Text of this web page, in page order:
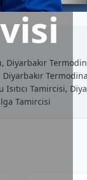
Diyarbakır
Tamircisi,
Tamircisi